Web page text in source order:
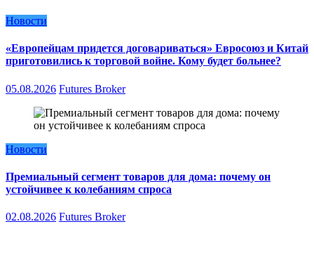
Новости
«Европейцам придется договариваться» Евросоюз и Китай
приготовились к торговой войне. Кому будет больнее?
05.08.2026 Futures Broker
Новости
Премиальный сегмент товаров для дома: почему он
устойчивее к колебаниям спроса
02.08.2026 Futures Broker